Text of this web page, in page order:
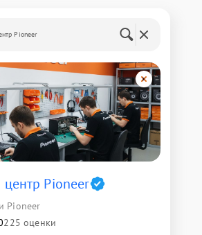
Pioneer
Pioneer
Pioneer
225 оценки